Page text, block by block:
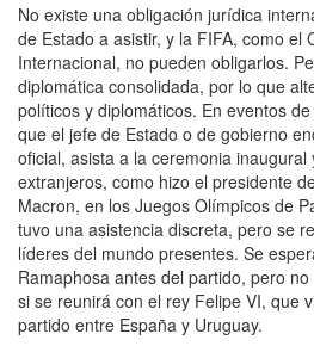
No existe una obligación jurídica
de Estado a asistir, y la FIFA, como el
Internacional, no pueden obligarlos.
diplomática consolidada, por lo que
políticos y diplomáticos. En eventos
que el jefe de Estado o de gobierno
oficial, asista a la ceremonia
extranjeros, como hizo el presidente
Macron, en los Juegos Olímpicos de
tuvo una asistencia discreta, pero se
líderes del mundo presentes. Se
Ramaphosa antes del partido, pero
si se reunirá con el rey Felipe VI, que
partido entre España y Uruguay.